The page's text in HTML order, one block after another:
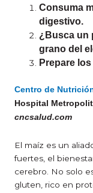
Consuma
digestivo.
¿Busca un
grano del
Prepare
Centro de
Hospital
cncsalud.com
El maíz es un
fuertes, el
cerebro. No solo
gluten, rico en